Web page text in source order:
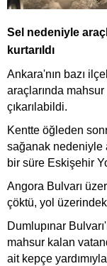
Sel nedeniyle
kurtarıldı
Ankara'nın bazı
araçlarında
çıkarılabildi.
Kentte öğleden
sağanak nedeniyle
bir süre Eskişehir
Angora Bulvarı
çöktü, yol
Dumlupınar
mahsur kalan
ait kepçe